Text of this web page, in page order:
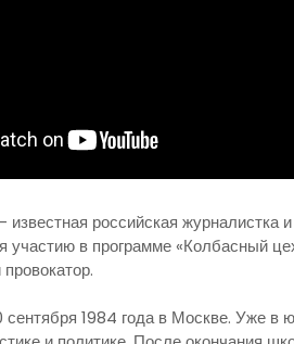
российская журналистка
участию в программе «Колбасный
сентября 1984 года в Москве. Уже в